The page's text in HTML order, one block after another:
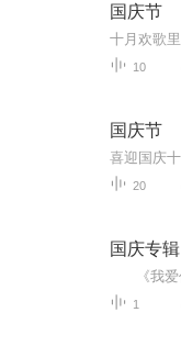
国庆节
10
国庆节
20
国庆专辑
1